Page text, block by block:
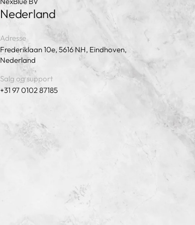
Nederland
Adresse
Frederiklaan 10e, 5616 NH, Eindhoven,
Nederland
Salg og support
+31 97 0102 87185